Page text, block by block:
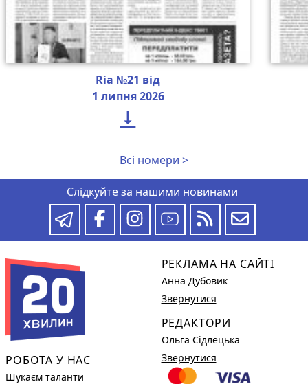
Ria №21 від
1 липня 2026

Всі номери >
Слідкуйте за нашими новинами
РОБОТА У НАС
Шукаєм таланти
РЕКЛАМА НА САЙТІ
Анна Дубовик
Звернутися
РЕДАКТОРИ
Ольга Сідлецька
Звернутися